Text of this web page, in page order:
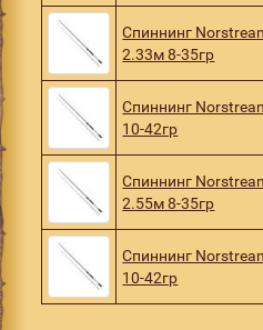
Спиннинг
2.33м 8-35гр
Спиннинг
10-42гр
Спиннинг
2.55м 8-35гр
Спиннинг
10-42гр